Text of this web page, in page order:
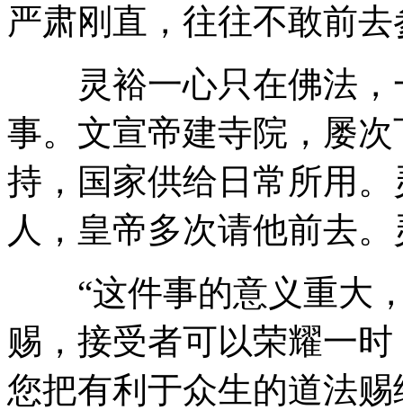
严肃刚直，往往不敢前
灵裕一心只在佛法，
事。文宣帝建寺院，屡
持，国家供给日常所用
人，皇帝多次请他前去
“这件事的意义重大，
赐，接受者可以荣耀一
您把有利于众生的道法